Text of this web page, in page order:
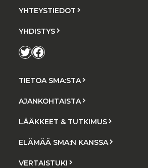
YHTEYSTIEDOT
YHDISTYS
TwitterFacebook
TIETOA SMA:STA
AJANKOHTAISTA
LÄÄKKEET & TUTKIMUS
ELÄMÄÄ SMA:N KANSSA
VERTAISTUKI